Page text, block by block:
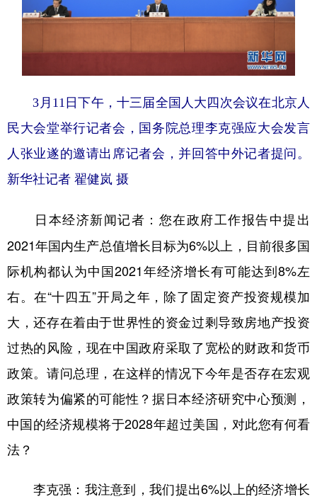
3月11日下午，十三届全国人大四次会议在北京人
民大会堂举行记者会，国务院总理李克强应大会发言
人张业遂的邀请出席记者会，并回答中外记者提问。
新华社记者 翟健岚 摄
日本经济新闻记者： 您在政府工作报告中提出
2021年国内生产总值增长目标为6%以上，目前很多国
际机构都认为中国2021年经济增长有可能达到8%左
右。在“十四五”开局之年，除了固定资产投资规模加
大，还存在着由于世界性的资金过剩导致房地产投资
过热的风险，现在中国政府采取了宽松的财政和货币
政策。请问总理，在这样的情况下今年是否存在宏观
政策转为偏紧的可能性？据日本经济研究中心预测，
中国的经济规模将于2028年超过美国，对此您有何看
法？
李克强：我注意到，我们提出6%以上的经济增长